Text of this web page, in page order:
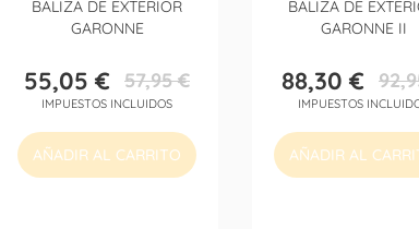
BALIZA DE EXTERIOR
GARONNE
Precio
55,05 €Precio
base
57,95 €
IMPUESTOS INCLUIDOS
AÑADIR AL CARRITO
BALIZA DE
GARONNE II
Precio
88,30 €Precio
base
IMPUESTOS
AÑADIR AL